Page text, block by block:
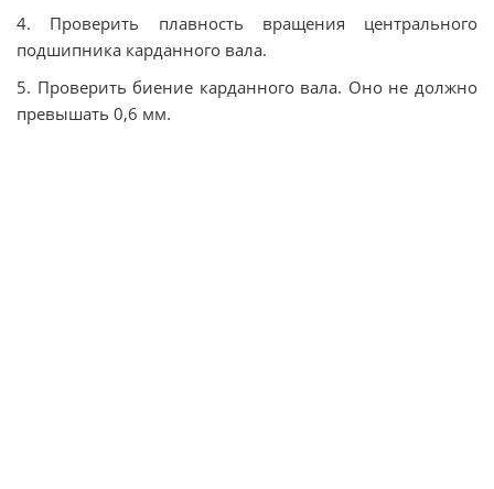
4. Проверить плавность вращения центрального
подшипника карданного вала.
5. Проверить биение карданного вала. Оно не должно
превышать 0,6 мм.